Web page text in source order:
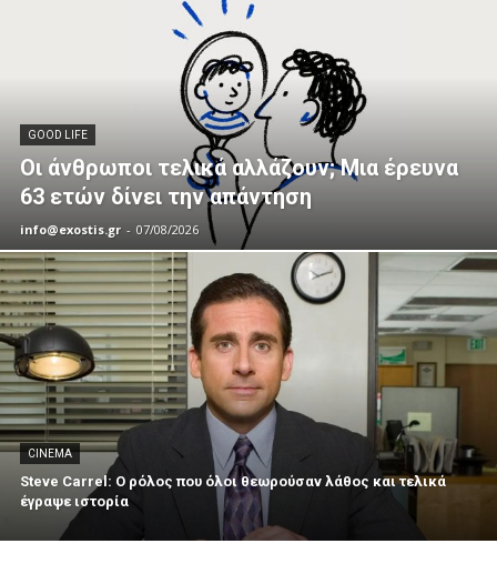
GOOD LIFE
Οι άνθρωποι τελικά αλλάζουν; Μια έρευνα
63 ετών δίνει την απάντηση
info@exostis.gr - 07/08/2026
CINEMA
Steve Carrel: Ο ρόλος που όλοι θεωρούσαν λάθος και τελικά
έγραψε ιστορία